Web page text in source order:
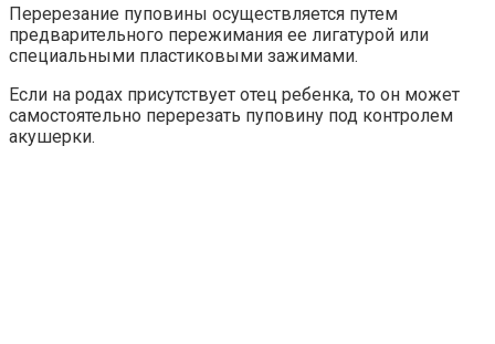
Перерезание пуповины осуществляется путем
предварительного пережимания ее лигатурой или
специальными пластиковыми зажимами.
Если на родах присутствует отец ребенка, то он может
самостоятельно перерезать пуповину под контролем
акушерки.